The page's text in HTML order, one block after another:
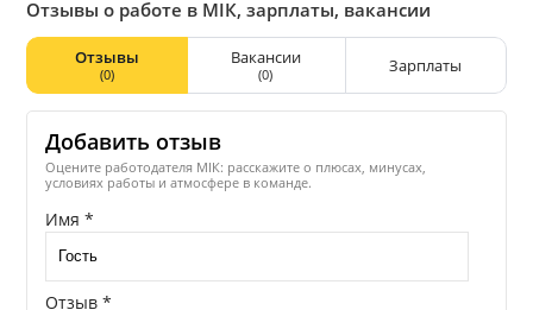
Харкові, а також роздрібна торгівля.
Конкурентоспроможність нашого підприємства
перевірена та доведена багаторічними контрактами з
найбільшим гірничо-металургійним холдингом України
«Метінвест», ВАТ «Дніпроспецсталь», ВАТ
«Харківобленерго», ВАТ «Запоріжобленерго», ВАТ
«Херсонобленерго», заводами концерну «Інтерпайп»,
група компаній трубопрокатним заводом,
Новомосковським трубопрокатним заводом, Запорізькою
атомною станцією, Дніпродзержинським металургійним
комбінатом, Стаханівським заводом феросплавів,
Запорізьким заводом феросплавів та іншими
Отзывы о работе в МІК, зарплаты, вакансии
Отзывы
(0)
Вакансии
(0) Зарплаты
Добавить отзыв
Оцените работодателя МІК: расскажите о плюсах, минусах,
условиях работы и атмосфере в команде.
Имя *
Отзыв *